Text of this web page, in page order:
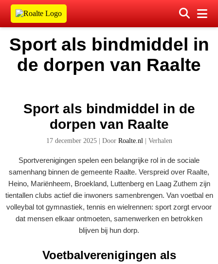
Sport als bindmiddel in
de dorpen van Raalte
Sport als bindmiddel in de
dorpen van Raalte
17 december 2025| Door Roalte.nl| Verhalen
Sportverenigingen spelen een belangrijke rol in de sociale
samenhang binnen de gemeente Raalte. Verspreid over Raalte,
Heino, Mariënheem, Broekland, Luttenberg en Laag Zuthem zijn
tientallen clubs actief die inwoners samenbrengen. Van voetbal en
volleybal tot gymnastiek, tennis en wielrennen: sport zorgt ervoor
dat mensen elkaar ontmoeten, samenwerken en betrokken
blijven bij hun dorp.
Voetbalverenigingen als